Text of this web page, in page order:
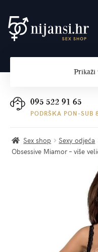
Preskoči
na
Skoči
do
Plaćanje i dostava
Prikaži
095 522 91 65
PODRŠKA PON-SUB
Sex shop Sexy odjeća
Obsessive Miamor – više